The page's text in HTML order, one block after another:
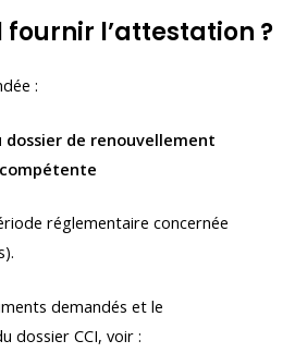
l’attestation ?
:
dossier de renouvellement
compétente
réglementaire concernée
demandés et le
dossier CCI, voir :